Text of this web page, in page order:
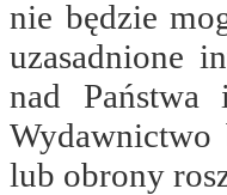
nie będzie
uzasadnione
nad
Wydawnictwo
lub obrony